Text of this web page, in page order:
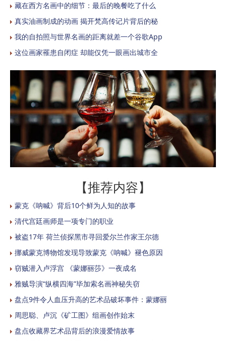
藏在西方名画中的细节：最后的晚餐吃了什么
真实油画制成的动画 揭开梵高传记片背后的秘
我的自拍照与世界名画的距离就差一个谷歌App
这位画家罹患自闭症 却能仅凭一眼画出城市全
【推荐内容】
蒙克《呐喊》背后10个鲜为人知的故事
清代宫廷画师是一项专门的职业
被盗17年 荷兰侦探黑市寻回爱尔兰作家王尔德
挪威蒙克博物馆发现导致蒙克《呐喊》褪色原因
窃贼潜入卢浮宫 《蒙娜丽莎》一夜成名
雅贼导演“纵横四海”毕加索名画神秘失窃
盘点9件令人血压升高的艺术品破坏事件：蒙娜丽
周思聪、卢沉《矿工图》组画创作始末
盘点收藏界艺术品背后的浪漫爱情故事